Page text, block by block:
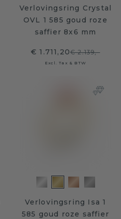
Verlovingsring Crystal
OVL 1 585 goud roze
saffier 8x6 mm
€ 1.711,20€ 2.139,-
Excl. Tax & BTW
Verlovingsring Isa 1
585 goud roze saffier